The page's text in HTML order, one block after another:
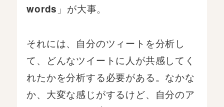
words 」が大事。
それには、自分のツィートを分析し
て、どんなツイートに人が共感してく
れたかを分析する必要がある。なかな
か、大変な感じがするけど、自分のア